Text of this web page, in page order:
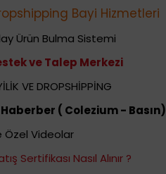
Bayi Hizmetleri
Ürün Bulma Sistemi
ve Talep Merkezi
VE DROPSHİPPİNG
( Colezium - Basın)
Özel Videolar
Sertifikası Nasıl Alınır ?